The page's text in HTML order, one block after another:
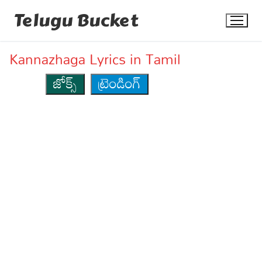
Telugu Bucket
Kannazhaga Lyrics in Tamil
జోక్స్
ట్రెండింగ్